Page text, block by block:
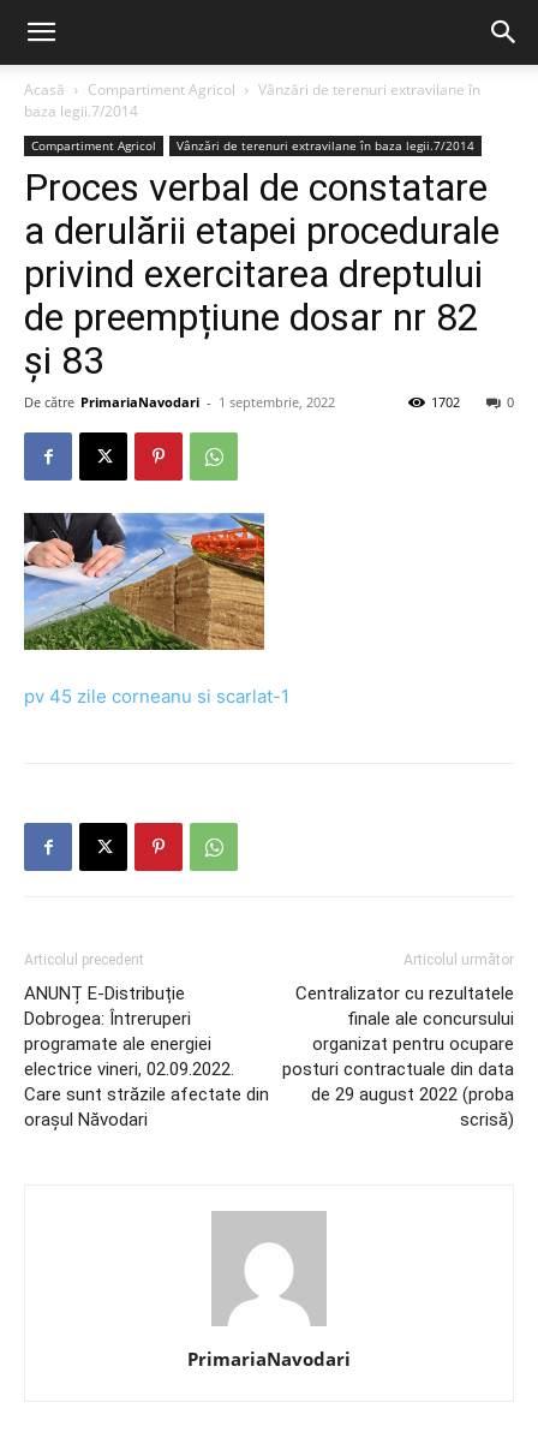
Acasă Compartiment Agricol
Vânzări de terenuri extravilane în
baza legii.7/2014
Compartiment Agricol Vânzări de terenuri extravilane în baza legii.7/2014
Proces verbal de constatare
a derulării etapei procedurale
privind exercitarea dreptului
de preempțiune dosar nr 82
și 83
De către PrimariaNavodari - 1 septembrie, 2022 0
1702
pv 45 zile corneanu si scarlat-1
Articolul precedent
ANUNȚ E-Distribuție
Dobrogea: Întreruperi
programate ale energiei
electrice vineri, 02.09.2022.
Care sunt străzile afectate din
orașul Năvodari
Articolul următor
Centralizator cu rezultatele
finale ale concursului
organizat pentru ocupare
posturi contractuale din data
de 29 august 2022 (proba
scrisă)
PrimariaNavodari